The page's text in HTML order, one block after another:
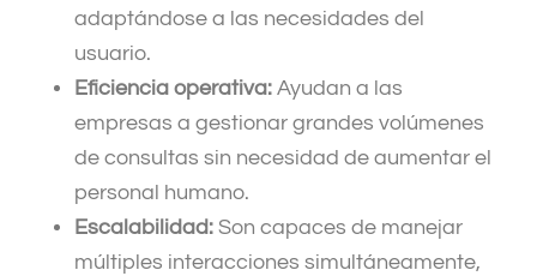
adaptándose a las necesidades del
usuario.
Eficiencia operativa: Ayudan a las
empresas a gestionar grandes volúmenes
de consultas sin necesidad de aumentar el
personal humano.
Escalabilidad: Son capaces de manejar
múltiples interacciones simultáneamente,